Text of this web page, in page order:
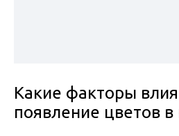
Какие факторы
появление цветов в